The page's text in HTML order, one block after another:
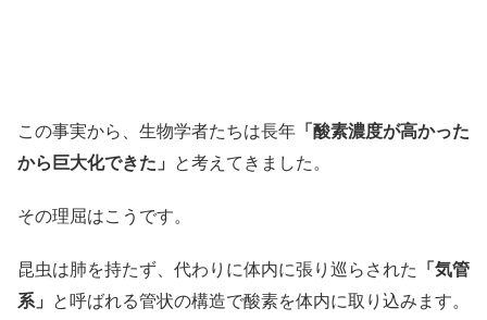
この事実から、生物学者たちは長年 「酸素濃度が高かった
から巨大化できた」 と考えてきました。
その理屈はこうです。
昆虫は肺を持たず、代わりに体内に張り巡らされた 「気管
系」 と呼ばれる管状の構造で酸素を体内に取り込みます。